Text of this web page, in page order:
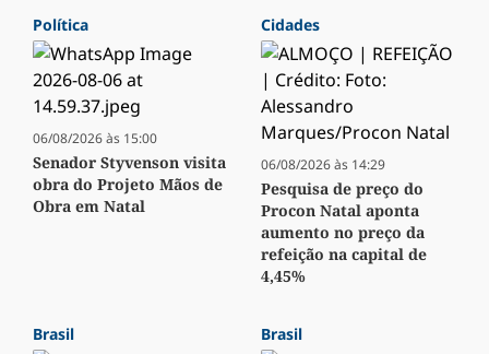
Política
06/08/2026 às 15:00
Senador Styvenson visita
obra do Projeto Mãos de
Obra em Natal
Cidades
06/08/2026 às 14:29
Pesquisa de preço do
Procon Natal aponta
aumento no preço da
refeição na capital de
4,45%
Brasil Brasil